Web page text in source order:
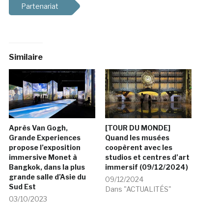
Partenariat
Similaire
Après Van Gogh,
Grande Experiences
propose l’exposition
immersive Monet à
Bangkok, dans la plus
grande salle d’Asie du
Sud Est
03/10/2023
[TOUR DU MONDE]
Quand les musées
coopèrent avec les
studios et centres d’art
immersif (09/12/2024)
09/12/2024
Dans "ACTUALITÉS"